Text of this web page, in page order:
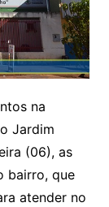
na
Jardim
(06), as
bairro, que
atender no